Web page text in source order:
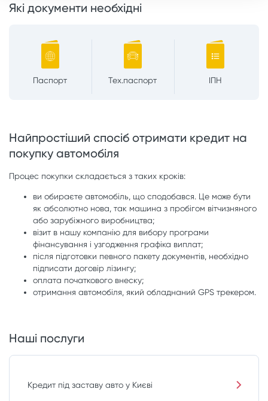
Які документи необхідні
Паспорт Тех.паспорт ІПН
Найпростіший спосіб отримати кредит на
покупку автомобіля
Процес покупки складається з таких кроків:
ви обираєте автомобіль, що сподобався. Це може бути
як абсолютно нова, так машина з пробігом вітчизняного
або зарубіжного виробництва;
візит в нашу компанію для вибору програми
фінансування і узгодження графіка виплат;
після підготовки певного пакету документів, необхідно
підписати договір лізингу;
оплата початкового внеску;
отримання автомобіля, який обладнаний GPS трекером.
Наші послуги
Кредит під заставу авто у Києві